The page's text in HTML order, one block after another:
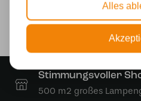
Stimmungsvoller
500 m2 großes
Alles